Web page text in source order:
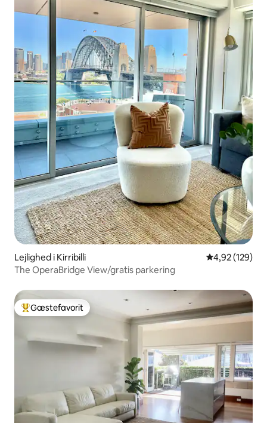
Lejlighed i Kirribilli 4,92 ud af 5 i
4,92 (129)
The OperaBridge View/gratis parkering
Bedste gæstefavorit
Gæstefavorit